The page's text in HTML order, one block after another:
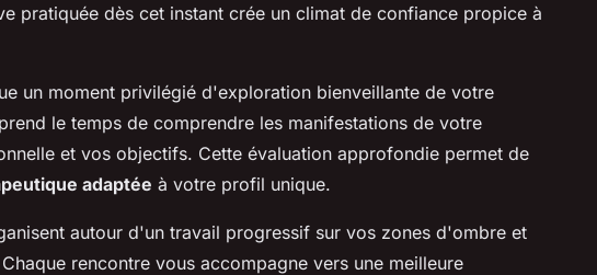
pratiquée dès cet instant crée un climat de confiance propice à
un moment privilégié d'exploration bienveillante de votre
le temps de comprendre les manifestations de votre
et vos objectifs. Cette évaluation approfondie permet de
adaptée à votre profil unique.
autour d'un travail progressif sur vos zones d'ombre et
rencontre vous accompagne vers une meilleure